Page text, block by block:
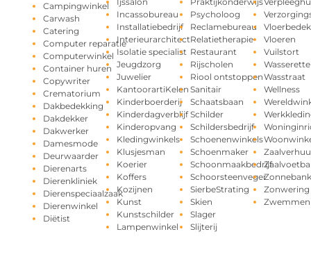
Campingwinkel
Carwash
Catering
Computer reparatie
Computerwinkel
Container huren
Copywriter
Crematorium
Dakbedekking
Dakdekker
Dakwerker
Damesmode
Deurwaarder
Dierenarts
Dierenkliniek
Dierenspeciaalzaak
Dierenwinkel
Diëtist
Incassobureau
Installatiebedrijf
Interieurarchitect
Isolatie specialist
Jeugdzorg
Juwelier
KantoorartiKelen
Kinderboerderij
Kinderdagverblijf
Kinderopvang
Kledingwinkels
Klusjesman
Koerier
Koffers
Kozijnen
Kunst
Kunstschilder
Lampenwinkel
Psycholoog
Reclamebureau
Relatietherapie
Restaurant
Rijscholen
Riool ontstoppen
Sanitair
Schaatsbaan
Schilder
Schildersbedrijf
Schoenenwinkels
Schoenmaker
Schoonmaakbedrijf
Schoorsteenveger
SierbeStrating
Skien
Slager
Slijterij
Vloeren
Vuilstort
Wasserette
Wasstraat
Wellness
Zonnebank
Zonwering
Zwemmen